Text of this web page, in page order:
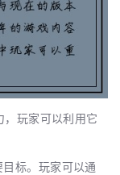
玩家可以利用它
标。玩家可以通